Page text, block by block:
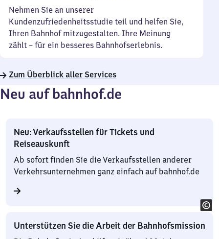
Nehmen Sie an unserer
Kundenzufriedenheitsstudie teil und helfen Sie,
Ihren Bahnhof mitzugestalten. Ihre Meinung
zählt – für ein besseres Bahnhofserlebnis.
Zum Überblick aller Services
Neu auf bahnhof.de
Neu: Verkaufsstellen für Tickets und
Reiseauskunft
Ab sofort finden Sie die Verkaufsstellen anderer
Verkehrsunternehmen ganz einfach auf bahnhof.de
Unterstützen Sie die Arbeit der Bahnhofsmission